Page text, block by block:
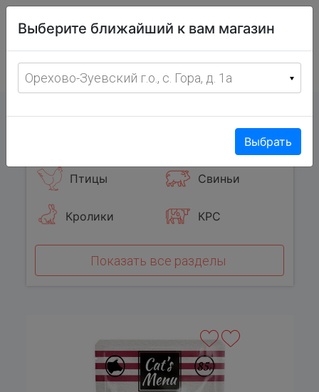
фермерских
товаров
с 8:00 до 19:00 ежедневно
Птицы Свиньи
Кролики КРС
Показать все разделы
Выберите ближайший к вам магазин
Орехово-Зуевский г.о., с. Гора, д. 1а
Выбрать